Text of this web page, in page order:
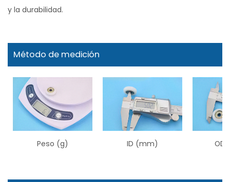
y la durabilidad.
Método de medición
Peso (g) ID (mm) OD